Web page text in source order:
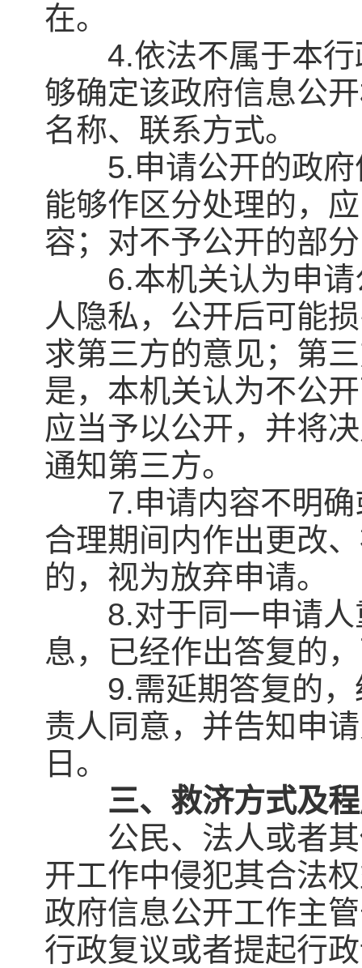
在。
4.依法不属于本行
够确定该政府信息公
名称、联系方式。
5.申请公开的政府
能够作区分处理的，
容；对不予公开的部
6.本机关认为申请
人隐私，公开后可能
求第三方的意见；第
是，本机关认为不公
应当予以公开，并将
通知第三方。
7.申请内容不明确
合理期间内作出更改
的，视为放弃申请。
8.对于同一申请人
息，已经作出答复的
9.需延期答复的，
责人同意，并告知申
日。
三、救济方式及程
公民、法人或者其
开工作中侵犯其合法
政府信息公开工作主
行政复议或者提起行